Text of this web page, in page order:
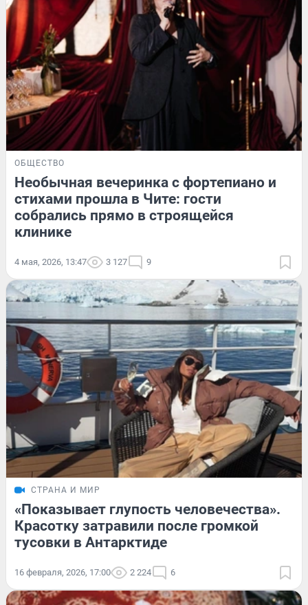
ОБЩЕСТВО
Необычная вечеринка с фортепиано и
стихами прошла в Чите: гости
собрались прямо в строящейся
клинике
4 мая, 2026, 13:47 3 127 9
СТРАНА И МИР
«Показывает глупость человечества».
Красотку затравили после громкой
тусовки в Антарктиде
16 февраля, 2026, 17:00 2 224 6